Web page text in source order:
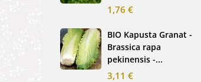
1,76 €
BIO Kapusta Granat -
Brassica rapa
pekinensis -...
3,11 €